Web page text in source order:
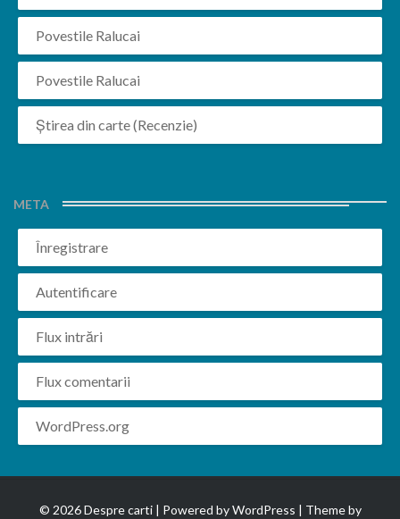
Povestile Ralucai
Povestile Ralucai
Știrea din carte (Recenzie)
META
Înregistrare
Autentificare
Flux intrări
Flux comentarii
WordPress.org
© 2026 Despre carti | Powered byWordPress | Theme by